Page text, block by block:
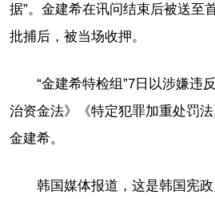
据”。金建希在讯问结束后被送至
批捕后，被当场收押。
“金建希特检组”7日以涉嫌违
治资金法》《特定犯罪加重处罚
金建希。
韩国媒体报道，这是韩国宪